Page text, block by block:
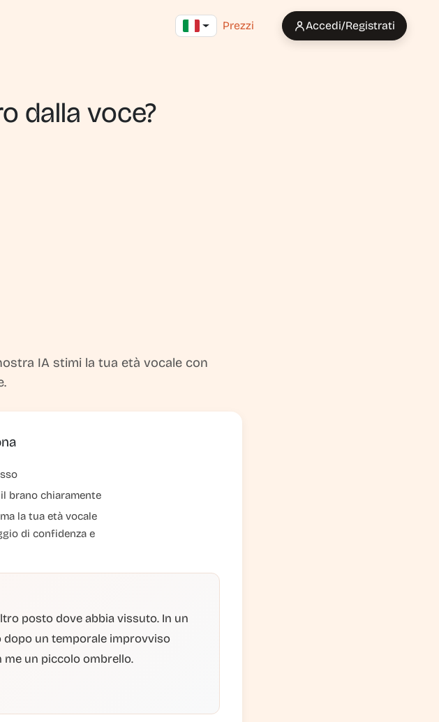
Prezzi Accedi/Registrati
dalla voce?
IA stimi la tua età vocale con
brano chiaramente
la tua età vocale
di confidenza e
posto dove abbia vissuto. In un
dopo un temporale improvviso
un piccolo ombrello.